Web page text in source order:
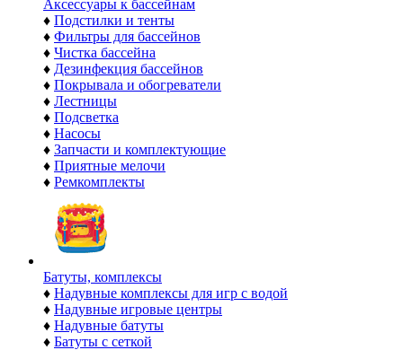
Аксессуары к бассейнам
♦ Подстилки и тенты
♦ Фильтры для бассейнов
♦ Чистка бассейна
♦ Дезинфекция бассейнов
♦ Покрывала и обогреватели
♦ Лестницы
♦ Подсветка
♦ Насосы
♦ Запчасти и комплектующие
♦ Приятные мелочи
♦ Ремкомплекты
Батуты, комплексы
♦ Надувные комплексы для игр с водой
♦ Надувные игровые центры
♦ Надувные батуты
♦ Батуты с сеткой